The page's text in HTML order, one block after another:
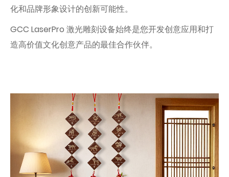
化和品牌形象设计的创新可能性。
GCC LaserPro 激光雕刻设备始终是您开发创意应用和打
造高价值文化创意产品的最佳合作伙伴。